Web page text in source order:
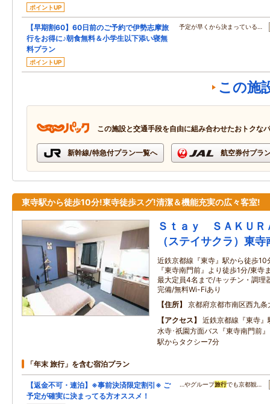
ポイントUP
【早期割60】60日前のご予約で伊勢志摩旅
行をお得に♪朝食無料＆小学生以下添い寝無
料プラン
ポイントUP
予定が早くから決まっている…
この施
この施設と交通手段を自由に組み合わせたおトクな
新幹線/特急付プラン一覧へ 航空券付プラ
東寺駅から徒歩10分!東寺徒歩スグ!清潔＆機能充実の広々客室!
Ｓｔａｙ ＳＡＫＵ
（ステイサクラ）東寺
近鉄京都線『東寺』駅から徒歩
『東寺南門前』より徒歩1分/東
最大定員4名まで/キッチン・調理
完備/無料Wi-Fiあり
住所
京都府京都市南区西九
アクセス
近鉄京都線『東寺
水寺･祇園方面バス『東寺南門前
駅からタクシー7分
「年末 旅行」を含む宿泊プラン
【返金不可・連泊】※事前決済限定割引※ ご
予定が確実に決まってる方オススメ！
…やグループ旅行でも京都観…